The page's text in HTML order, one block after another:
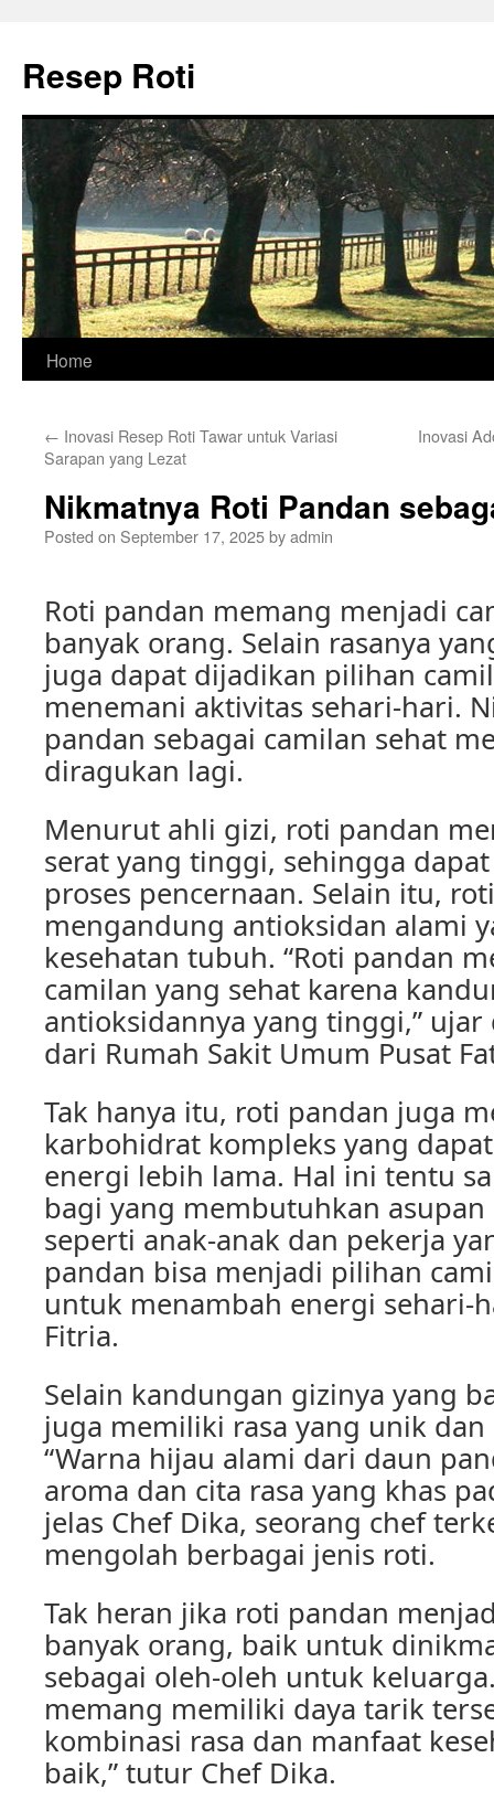
content
Resep Roti
Home
← Inovasi Resep Roti Tawar untuk Variasi
Sarapan yang Lezat
Inovasi
Nikmatnya Roti Pandan
Posted on September 17, 2025byadmin
Roti pandan memang menjadi
banyak orang. Selain rasanya
juga dapat dijadikan pilihan
menemani aktivitas sehari-hari.
pandan sebagai camilan sehat
diragukan lagi.
Menurut ahli gizi, roti pandan
serat yang tinggi, sehingga
proses pencernaan. Selain itu,
mengandung antioksidan alami
kesehatan tubuh. “Roti pandan
camilan yang sehat karena
antioksidannya yang tinggi,”
dari Rumah Sakit Umum Pusat
Tak hanya itu, roti pandan juga
karbohidrat kompleks yang
energi lebih lama. Hal ini tentu
bagi yang membutuhkan
seperti anak-anak dan pekerja
pandan bisa menjadi pilihan
untuk menambah energi sehari-
Fitria.
Selain kandungan gizinya yang
juga memiliki rasa yang unik
“Warna hijau alami dari daun
aroma dan cita rasa yang khas
jelas Chef Dika, seorang chef
mengolah berbagai jenis roti.
Tak heran jika roti pandan
banyak orang, baik untuk
sebagai oleh-oleh untuk
memang memiliki daya tarik
kombinasi rasa dan manfaat
baik,” tutur Chef Dika.